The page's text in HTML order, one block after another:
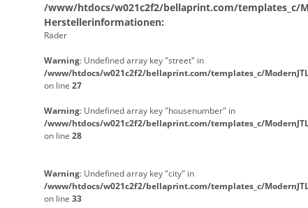
/www/htdocs/w021c2f2/bellaprint.com/templates_c/
Herstellerinformationen:
Räder
Warning: Undefined array key "street" in
/www/htdocs/w021c2f2/bellaprint.com/templates_c/
on line 27
Warning: Undefined array key "housenumber" in
/www/htdocs/w021c2f2/bellaprint.com/templates_c/
on line 28
Warning: Undefined array key "city" in
/www/htdocs/w021c2f2/bellaprint.com/templates_c/
on line 33